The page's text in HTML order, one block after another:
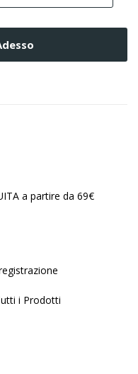
a partire da 69€
i Prodotti